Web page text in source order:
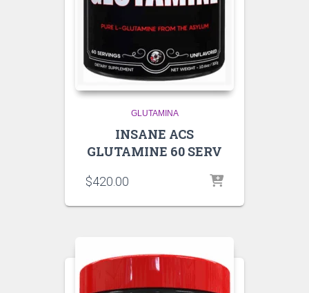
GLUTAMINA
INSANE ACS
GLUTAMINE 60 SERV
$420.00